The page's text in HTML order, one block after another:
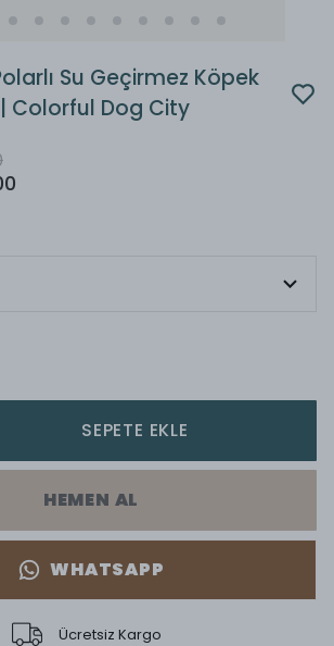
Su Geçirmez Köpek
Colorful Dog City
SEPETE EKLE
HEMEN AL
WHATSAPP
Ücretsiz Kargo